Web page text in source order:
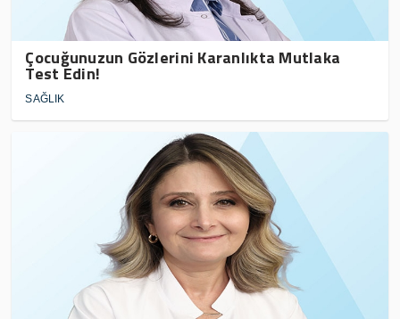
Çocuğunuzun Gözlerini Karanlıkta Mutlaka
Test Edin!
SAĞLIK